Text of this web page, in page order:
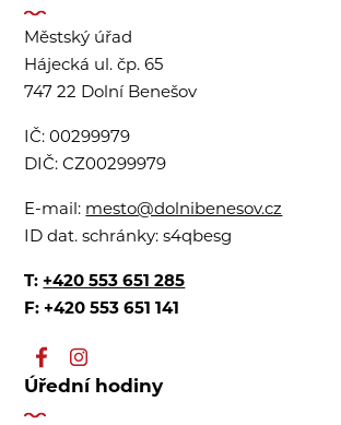
Městský úřad
Hájecká ul. čp. 65
747 22 Dolní Benešov
IČ:00299979
DIČ:CZ00299979
E-mail: mesto@dolnibenesov.cz
ID dat. schránky:s4qbesg
T: +420 553 651 285
F: +420 553 651 141
Úřední hodiny